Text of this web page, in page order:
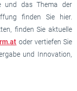
und das Thema der
finden Sie hier.
finden Sie aktuelle
oder vertiefen Sie
und Innovation,